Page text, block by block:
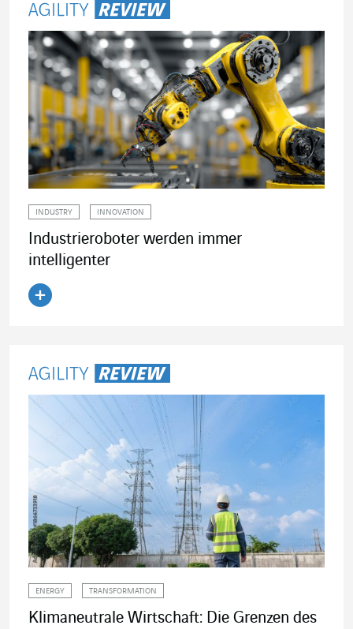
INDUSTRY INNOVATION
Industrieroboter werden immer
intelligenter
ENERGY TRANSFORMATION
Klimaneutrale Wirtschaft: Die Grenzen des